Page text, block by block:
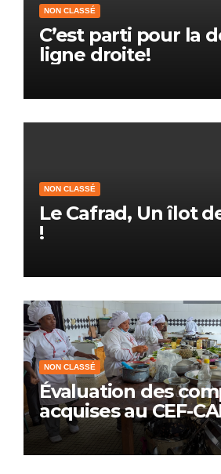
NON CLASSÉ
C’est parti pour la
ligne droite!
NON CLASSÉ
Le Cafrad, Un îlot
!
NON CLASSÉ
Évaluation des
acquises au CEF-